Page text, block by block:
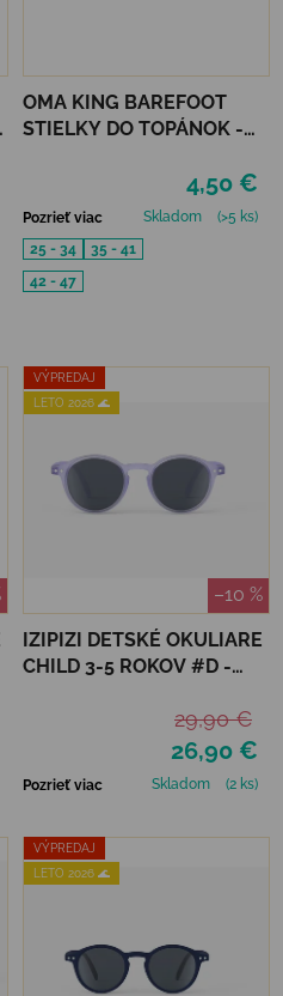
OMA KING BAREFOOT
STIELKY DO TOPÁNOK -
4,50 €
Pozrieť viac Skladom
(>5 ks)
25 - 34
35 - 41
42 - 47
VÝPREDAJ
LETO 2026 🌊
–10 %
IZIPIZI DETSKÉ OKULIARE
CHILD 3-5 ROKOV #D -
26,90 €
29,90 €
Pozrieť viac Skladom (2 ks)
VÝPREDAJ
LETO 2026 🌊